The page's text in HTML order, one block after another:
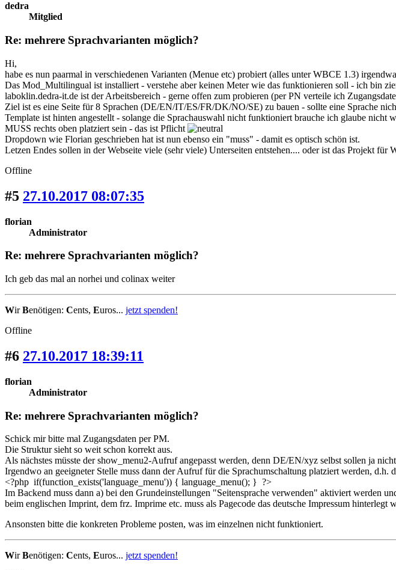
dedra
Mitglied
Re: mehrere Sprachvarianten möglich?
Hi,
habe es nun paarmal in verschiedenen Varianten (Menue etc) probiert (alles unter WBCE 1.3)
Das Mod_Multilingual ist installiert - verstehe aber keinen Meter wie das funktionieren soll - ich bin
laboklin.dedra-it.de ist der Arbeitsbereich - gerne offen zum probieren (per PN verteile ich
Ziel ist es eine Seite für 8 Sprachen (DE/EN/IT/ES/FR/DK/NO/SE) zu bauen - sollte eine Sprache
Template ist hinten angestellt - solange die Sprachauswahl nicht funktioniert brauche ich glaube
MUSS rechts oben platziert sein - das ist Pflicht
Dropdown wie Florian geschrieben hat ist nun ebenso ein "muss" - damit es optisch schön ist.
Letzen Endes sollen in der Webseite viele (sehr viele) Unterseiten entstehen.... oder ist das Projekt für
Offline
#5 27.10.2017 08:07:35
florian
Administrator
Re: mehrere Sprachvarianten möglich?
Ich geb das mal an norhei und colinax weiter
WirBenötigen: Cents, Euros... jetzt spenden!
Offline
#6 27.10.2017 18:39:11
florian
Administrator
Re: mehrere Sprachvarianten möglich?
Schick mir bitte mal Zugangsdaten per PM.
Die Struktur sieht so weit schon korrekt aus.
Als nächstes müsste der show_menu2-Aufruf angepasst werden, denn DE/EN/xyz selbst sollen ja
Irgendwo an geeigneter Stelle muss dann der Aufruf für die Sprachumschaltung platziert werden, d.h.
<?php if(function_exists('language_menu')) { language_menu(); } ?>
Im Backend muss dann a) bei den Grundeinstellungen "Seitensprache verwenden" aktiviert werden
beim englischen Imprint, dem frz. Imprime etc. muss als Pagecode das deutsche Impressum hinterlegt
Ansonsten bitte die konkreten Probleme posten, was im einzelnen nicht funktioniert.
WirBenötigen: Cents, Euros... jetzt spenden!